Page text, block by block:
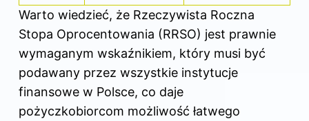
Warto wiedzieć, że Rzeczywista Roczna
Stopa Oprocentowania (RRSO) jest prawnie
wymaganym wskaźnikiem, który musi być
podawany przez wszystkie instytucje
finansowe w Polsce, co daje
pożyczkobiorcom możliwość łatwego